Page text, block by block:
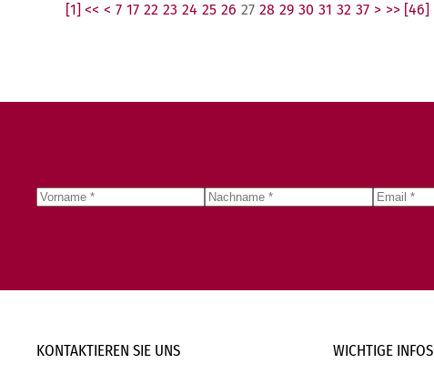
[1] << < 7 17 22 23 24 25 26 27 28 29 30 31 32 37 > >> [46]
KONTAKTIEREN SIE UNS WICHTIGE INFOS